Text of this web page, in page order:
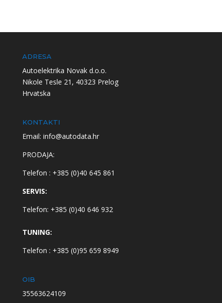
ADRESA
Autoelektrika Novak d.o.o.
Nikole Tesle 21, 40323 Prelog
Hrvatska
KONTAKTI
Email: info@autodata.hr
PRODAJA:
Telefon : +385 (0)40 645 861
SERVIS:
Telefon: +385 (0)40 646 932
TUNING:
Telefon : +385 (0)95 659 8949
OIB
35563624109